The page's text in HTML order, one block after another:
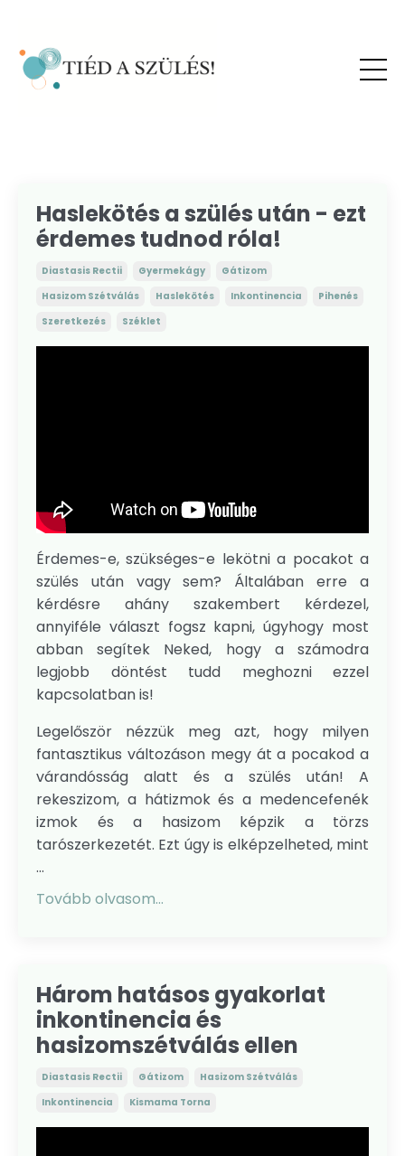
Haslekötés a szülés után - ezt
érdemes tudnod róla!
Diastasis Rectii Gyermekágy
Gátizom
Hasizom Szétválás
Haslekötés Inkontinencia
Pihenés
Szeretkezés
Széklet
Érdemes-e, szükséges-e lekötni a pocakot a
szülés után vagy sem? Általában erre a
kérdésre ahány szakembert kérdezel,
annyiféle választ fogsz kapni, úgyhogy most
abban segítek Neked, hogy a számodra
legjobb döntést tudd meghozni ezzel
kapcsolatban is!
Legelőször nézzük meg azt, hogy milyen
fantasztikus változáson megy át a pocakod a
várandósság alatt és a szülés után! A
rekeszizom, a hátizmok és a medencefenék
izmok és a hasizom képzik a törzs
tarószerkezetét. Ezt úgy is elképzelheted, mint
...
Tovább olvasom...
Három hatásos gyakorlat
inkontinencia és
hasizomszétválás ellen
Diastasis Rectii Gátizom
Hasizom Szétválás
Inkontinencia
Kismama Torna